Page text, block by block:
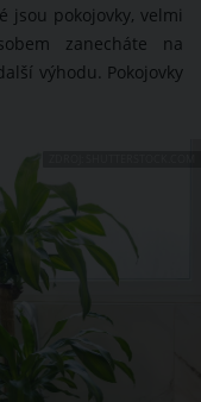
jsou pokojovky, velmi
zanecháte na
výhodu. Pokojovky